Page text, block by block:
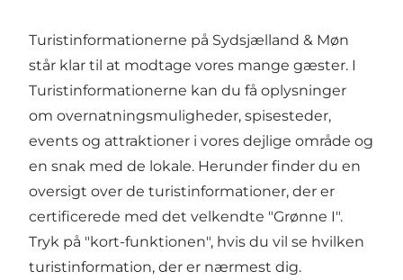
Turistinformationerne på Sydsjælland & Møn
står klar til at modtage vores mange gæster. I
Turistinformationerne kan du få oplysninger
om overnatningsmuligheder, spisesteder,
events og attraktioner i vores dejlige område og
en snak med de lokale. Herunder finder du en
oversigt over de turistinformationer, der er
certificerede med det velkendte "Grønne I".
Tryk på "kort-funktionen", hvis du vil se hvilken
turistinformation, der er nærmest dig.